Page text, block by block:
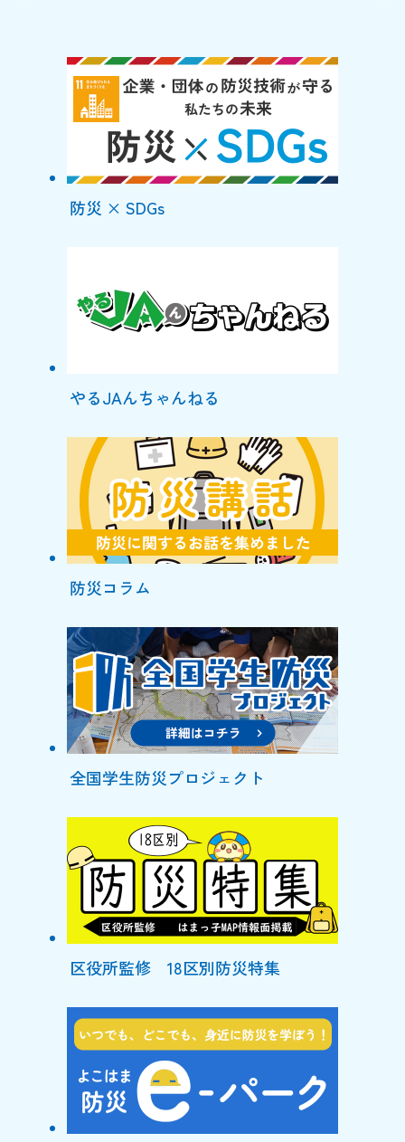
防災 × SDGs
やるJAんちゃんねる
防災コラム
全国学生防災プロジェクト
区役所監修 18区別防災特集